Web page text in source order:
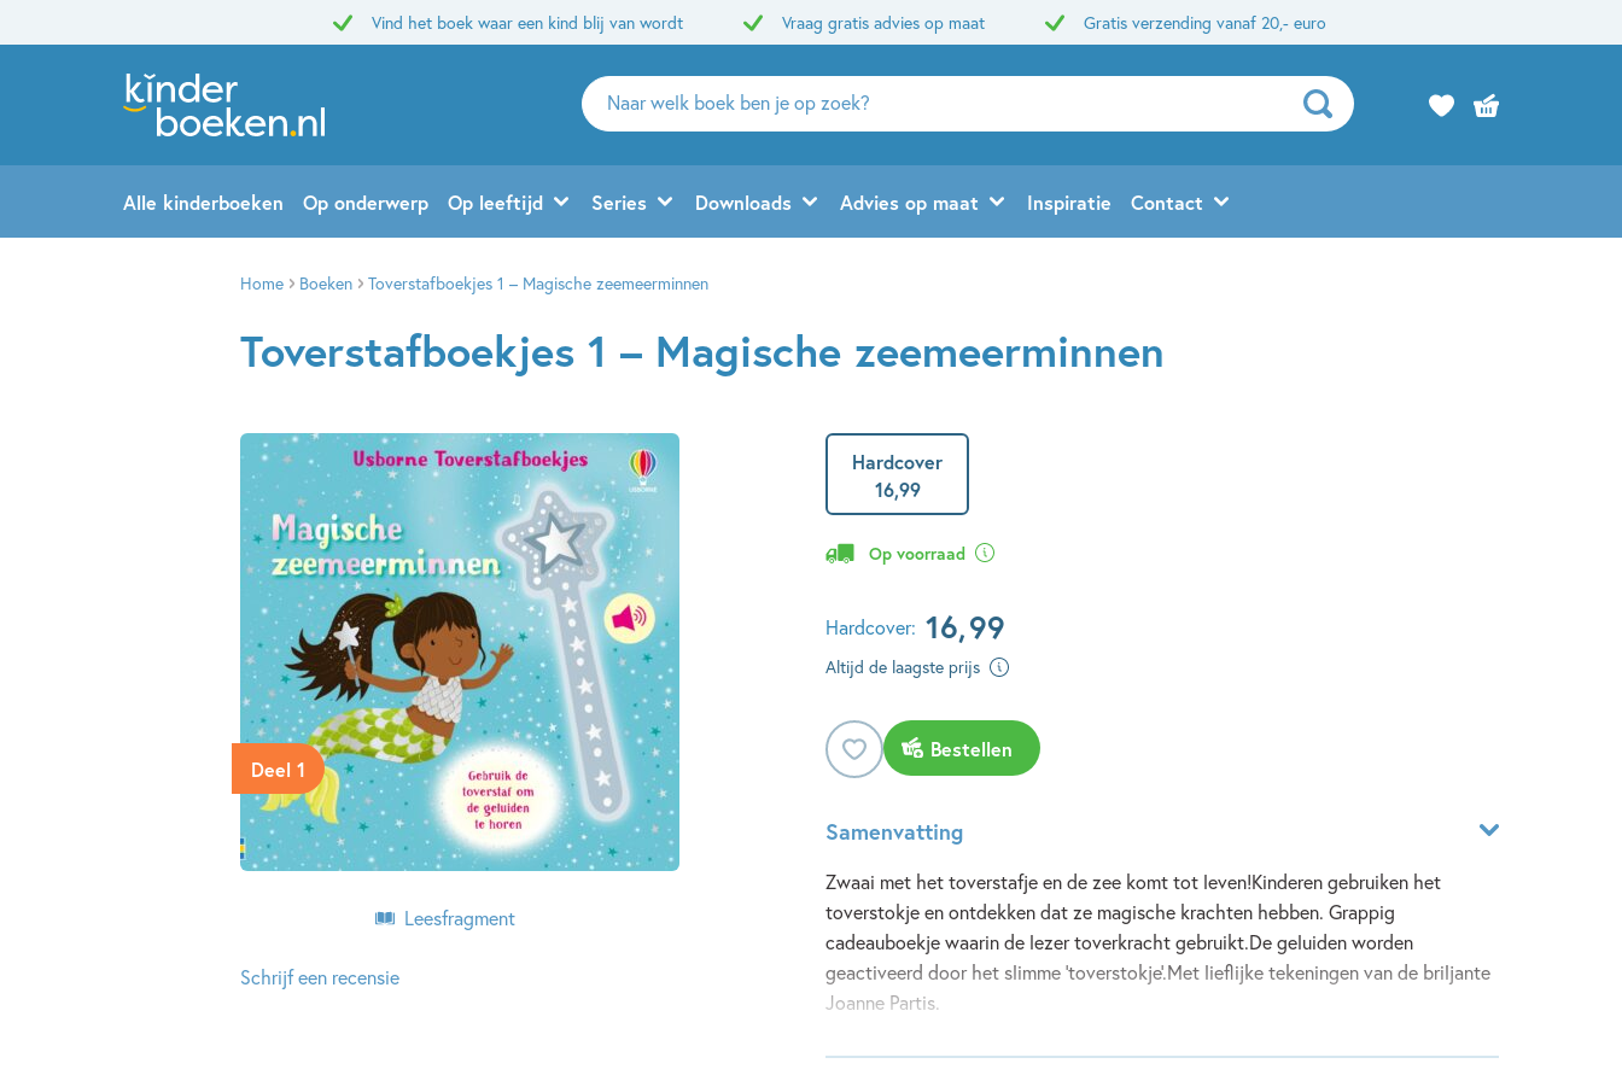
Vind het boek waar een kind blij van wordt Vraag gratis advies op maat Gratis verzending vanaf 20,- euro
Zoeken
naar
en
uitgevers
Alle kinderboeken Op onderwerp Op leeftijd Series Downloads Advies op maat Inspiratie Contact
Home Boeken Toverstafboekjes 1 – Magische zeemeerminnen
Toverstafboekjes 1 – Magische zeemeerminnen
Deel 1
Leesfragment
Schrijf een recensie
Hardcover
16,99
Op voorraad
Hardcover: 16,99
Altijd de laagste prijs
Bestellen
Samenvatting
Zwaai met het toverstafje en de zee komt tot leven!Kinderen gebruiken het
toverstokje en ontdekken dat ze magische krachten hebben. Grappig
cadeauboekje waarin de lezer toverkracht gebruikt.De geluiden worden
geactiveerd door het slimme 'toverstokje'.Met lieflijke tekeningen van de briljante
Joanne Partis.